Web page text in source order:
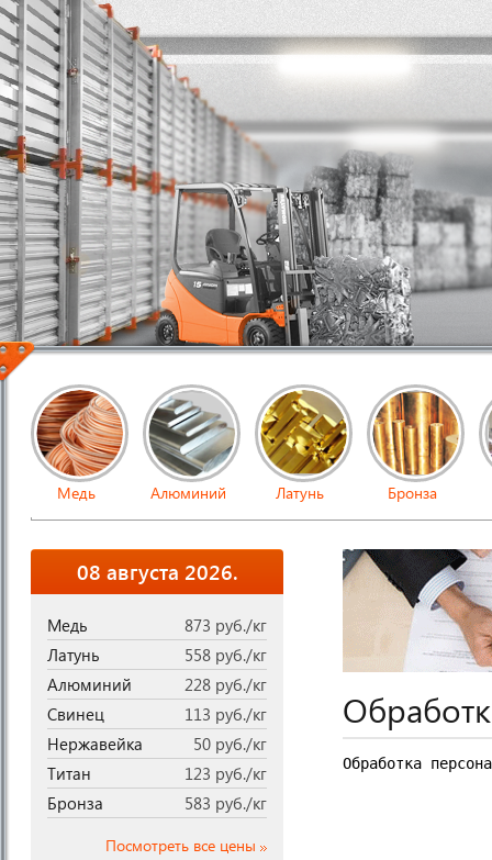
Медь Алюминий Латунь Бронза
08 августа 2026.
Медь
873 руб./кг
Латунь
558 руб./кг
Алюминий
228 руб./кг
Свинец
113 руб./кг
Нержавейка
50 руб./кг
Титан
123 руб./кг
Бронза
583 руб./кг
Посмотреть все цены
Обработка